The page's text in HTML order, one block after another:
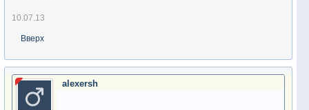
10.07.13
Вверх
alexersh